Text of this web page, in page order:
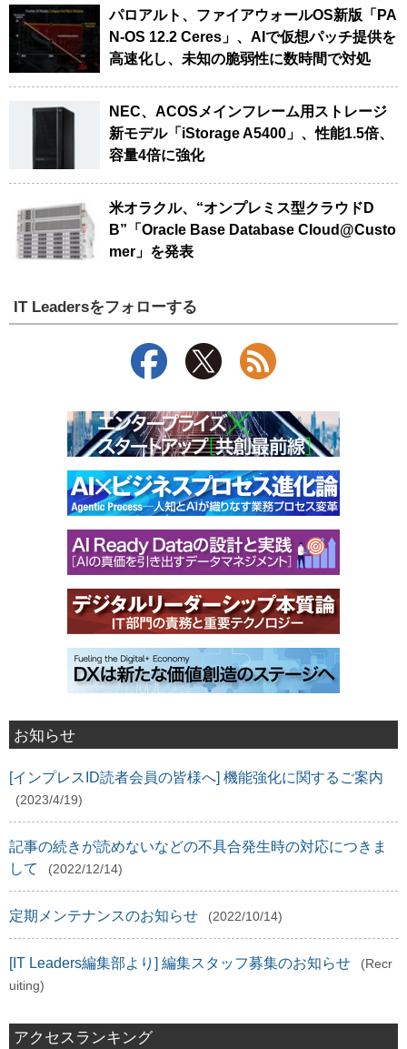
パロアルト、ファイアウォールOS新版「PA
N-OS 12.2 Ceres」、AIで仮想パッチ提供を
高速化し、未知の脆弱性に数時間で対処
NEC、ACOSメインフレーム用ストレージ
新モデル「iStorage A5400」、性能1.5倍、
容量4倍に強化
米オラクル、“オンプレミス型クラウドD
B”「Oracle Base Database Cloud@Custo
mer」を発表
IT Leadersをフォローする
お知らせ
[インプレスID読者会員の皆様へ] 機能強化に関するご案内
(2023/4/19)
記事の続きが読めないなどの不具合発生時の対応につきま
して
(2022/12/14)
定期メンテナンスのお知らせ (2022/10/14)
[IT Leaders編集部より] 編集スタッフ募集のお知らせ
(Recr
uiting)
アクセスランキング